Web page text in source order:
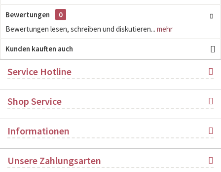
Bewertungen
0
Bewertungen lesen, schreiben und diskutieren... mehr
Kunden kauften auch
Service Hotline
Shop Service
Informationen
Unsere Zahlungsarten